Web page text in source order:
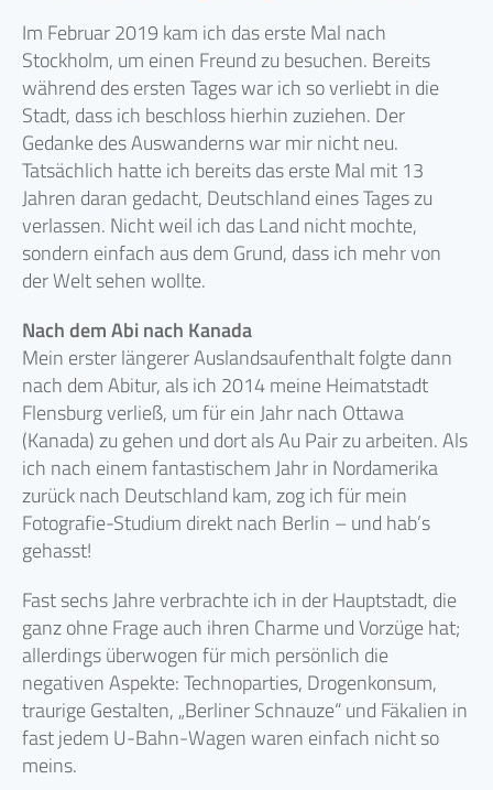
Im Februar 2019 kam ich das erste Mal nach
Stockholm, um einen Freund zu besuchen. Bereits
während des ersten Tages war ich so verliebt in die
Stadt, dass ich beschloss hierhin zuziehen. Der
Gedanke des Auswanderns war mir nicht neu.
Tatsächlich hatte ich bereits das erste Mal mit 13
Jahren daran gedacht, Deutschland eines Tages zu
verlassen. Nicht weil ich das Land nicht mochte,
sondern einfach aus dem Grund, dass ich mehr von
der Welt sehen wollte.
Nach dem Abi nach Kanada
Mein erster längerer Auslandsaufenthalt folgte dann
nach dem Abitur, als ich 2014 meine Heimatstadt
Flensburg verließ, um für ein Jahr nach Ottawa
(Kanada) zu gehen und dort als Au Pair zu arbeiten. Als
ich nach einem fantastischem Jahr in Nordamerika
zurück nach Deutschland kam, zog ich für mein
Fotografie-Studium direkt nach Berlin – und hab’s
gehasst!
Fast sechs Jahre verbrachte ich in der Hauptstadt, die
ganz ohne Frage auch ihren Charme und Vorzüge hat;
allerdings überwogen für mich persönlich die
negativen Aspekte: Technoparties, Drogenkonsum,
traurige Gestalten, „Berliner Schnauze“ und Fäkalien in
fast jedem U-Bahn-Wagen waren einfach nicht so
meins.